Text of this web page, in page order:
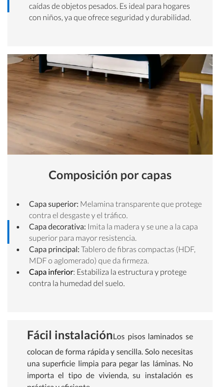
caídas de objetos pesados. Es ideal para hogares
con niños, ya que ofrece seguridad y durabilidad.
Composición por capas
Capa superior: Melamina transparente que protege
contra el desgaste y el tráfico.
Capa decorativa: Imita la madera y se une a la capa
superior para mayor resistencia.
Capa principal: Tablero de fibras compactas (HDF,
MDF o aglomerado) que da firmeza.
Capa inferior: Estabiliza la estructura y protege
contra la humedad del suelo.
Fácil instalaciónLos pisos laminados se
colocan de forma rápida y sencilla. Solo necesitas
una superficie limpia para pegar las láminas. No
importa el tipo de vivienda, su instalación es